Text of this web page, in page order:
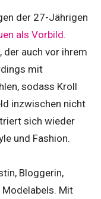
der 27-Jährigen
als Vorbild.
auch vor ihrem
mit
sodass Kroll
inzwischen nicht
sich wieder
und Fashion.
Bloggerin,
Modelabels. Mit